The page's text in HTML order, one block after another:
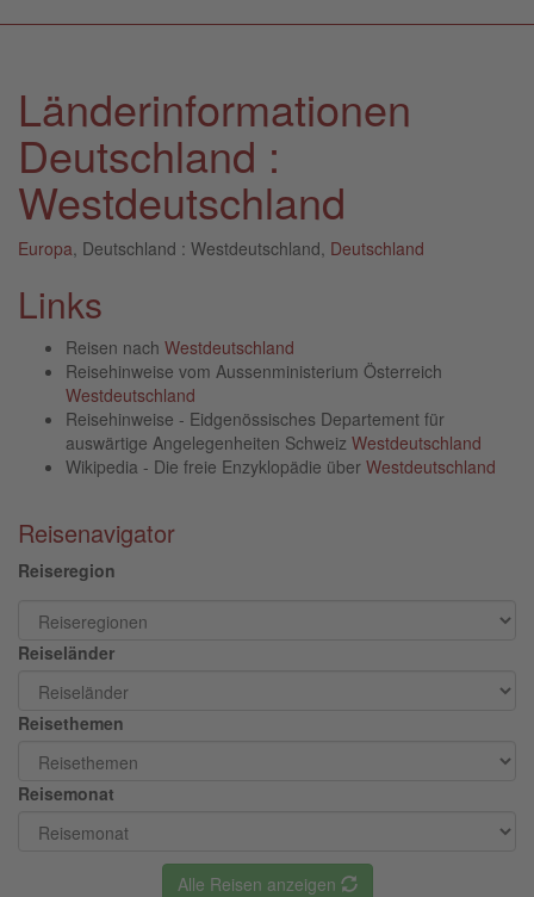
Länderinformationen
Deutschland :
Westdeutschland
Europa , Deutschland : Westdeutschland, Deutschland
Links
Reisen nach Westdeutschland
Reisehinweise vom Aussenministerium Österreich
Westdeutschland
Reisehinweise - Eidgenössisches Departement für
auswärtige Angelegenheiten Schweiz Westdeutschland
Wikipedia - Die freie Enzyklopädie über Westdeutschland
Reisenavigator
Reiseregion
Reiseländer
Reisethemen
Reisemonat
Alle Reisen anzeigen